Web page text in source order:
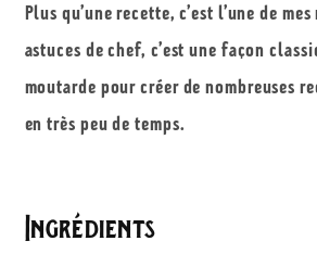
Plus qu’une recette, c’est l’une de
astuces de chef, c’est une façon
moutarde pour créer de nombreuses
en très peu de temps.
Ingrédients